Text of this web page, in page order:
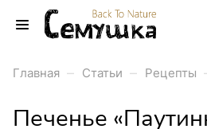
Главная – Статьи – Рецепты
Печенье